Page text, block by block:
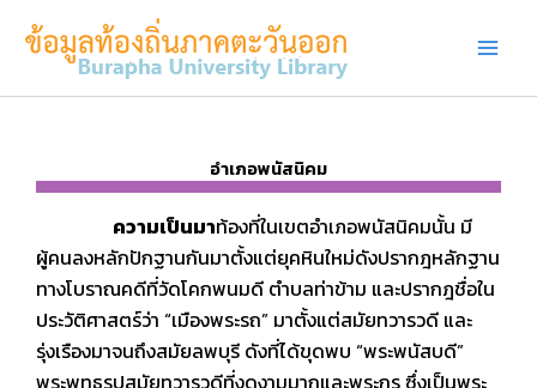
อำเภอพนัสนิคม
ความเป็นมาท้องที่ในเขตอำเภอพนัสนิคมนั้น มี
ผู้คนลงหลักปักฐานกันมาตั้งแต่ยุคหินใหม่ดังปรากฎหลักฐาน
ทางโบราณคดีที่วัดโคกพนมดี ตำบลท่าข้าม และปรากฎชื่อใน
ประวัติศาสตร์ว่า “เมืองพระรถ” มาตั้งแต่สมัยทวารวดี และ
รุ่งเรืองมาจนถึงสมัยลพบุรี ดังที่ได้ขุดพบ “พระพนัสบดี”
พระพุทธรูปสมัยทวารวดีที่งดงามมากและพระกรุ ซึ่งเป็นพระ